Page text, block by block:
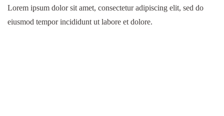
Lorem ipsum dolor sit amet, consectetur adipiscing elit, sed do
eiusmod tempor incididunt ut labore et dolore.